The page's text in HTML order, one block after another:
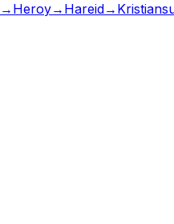
→ Heroy→ Hareid→